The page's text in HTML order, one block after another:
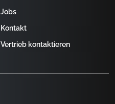
Jobs
Kontakt
Vertrieb kontaktieren